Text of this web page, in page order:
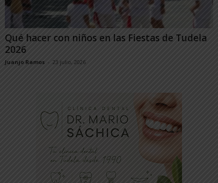
Qué hacer con niños en las Fiestas de Tudela
2026
Juanjo Ramos - 23 julio, 2026